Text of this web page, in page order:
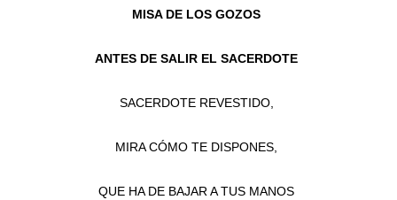
MISA DE LOS GOZOS
ANTES DE SALIR EL SACERDOTE
SACERDOTE REVESTIDO,
MIRA CÓMO TE DISPONES,
QUE HA DE BAJAR A TUS MANOS